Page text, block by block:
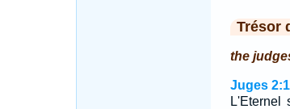
Trésor
the
Juges
L'Eternel